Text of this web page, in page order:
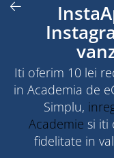
Iti oferim 10 lei
in Academia de
Simplu,
Academie si iti
fidelitate in